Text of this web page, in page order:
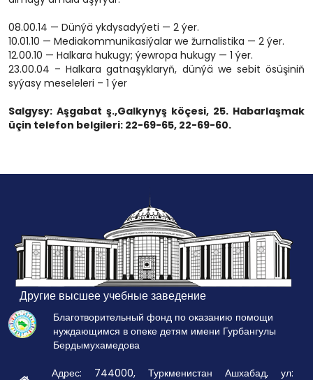
08.00.14 — Dünýä ykdysadyýeti — 2 ýer.
10.01.10 — Mediakommunikasiýalar we žurnalistika — 2 ýer.
12.00.10 — Halkara hukugy; ýewropa hukugy — 1 ýer.
23.00.04 – Halkara gatnaşyklaryň, dünýä we sebit ösüşiniň
syýasy meseleleri – 1 ýer
Salgysy: Aşgabat ş.,Galkynyş köçesi, 25. Habarlaşmak
üçin telefon belgileri: 22-69-65, 22-69-60.
Другие высшее учебные заведение
Благотворительный фонд по оказанию помощи
нуждающимся в опеке детям имени Гурбангулы
Бердымухамедова
Адрес: 744000, Туркменистан Ашхабад, ул: